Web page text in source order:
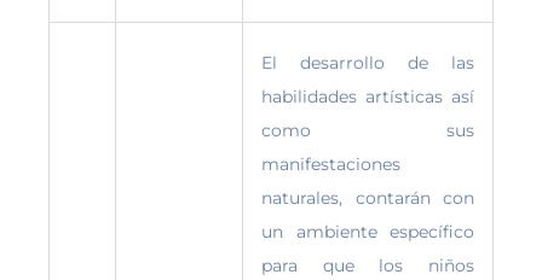
El desarrollo de las
habilidades artísticas así
como sus
manifestaciones
naturales, contarán con
un ambiente específico
para que los niños